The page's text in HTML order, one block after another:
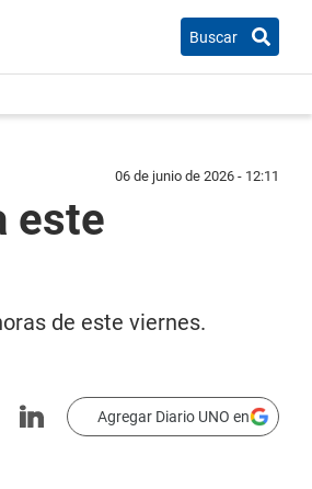
Buscar
06 de junio de 2026 - 12:11
este
de este viernes.
Agregar Diario UNO en